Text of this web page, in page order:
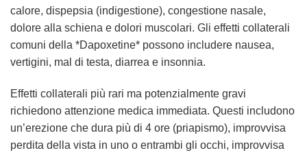
calore, dispepsia (indigestione), congestione nasale,
dolore alla schiena e dolori muscolari. Gli effetti collaterali
comuni della *Dapoxetine* possono includere nausea,
vertigini, mal di testa, diarrea e insonnia.
Effetti collaterali più rari ma potenzialmente gravi
richiedono attenzione medica immediata. Questi includono
un’erezione che dura più di 4 ore (priapismo), improvvisa
perdita della vista in uno o entrambi gli occhi, improvvisa